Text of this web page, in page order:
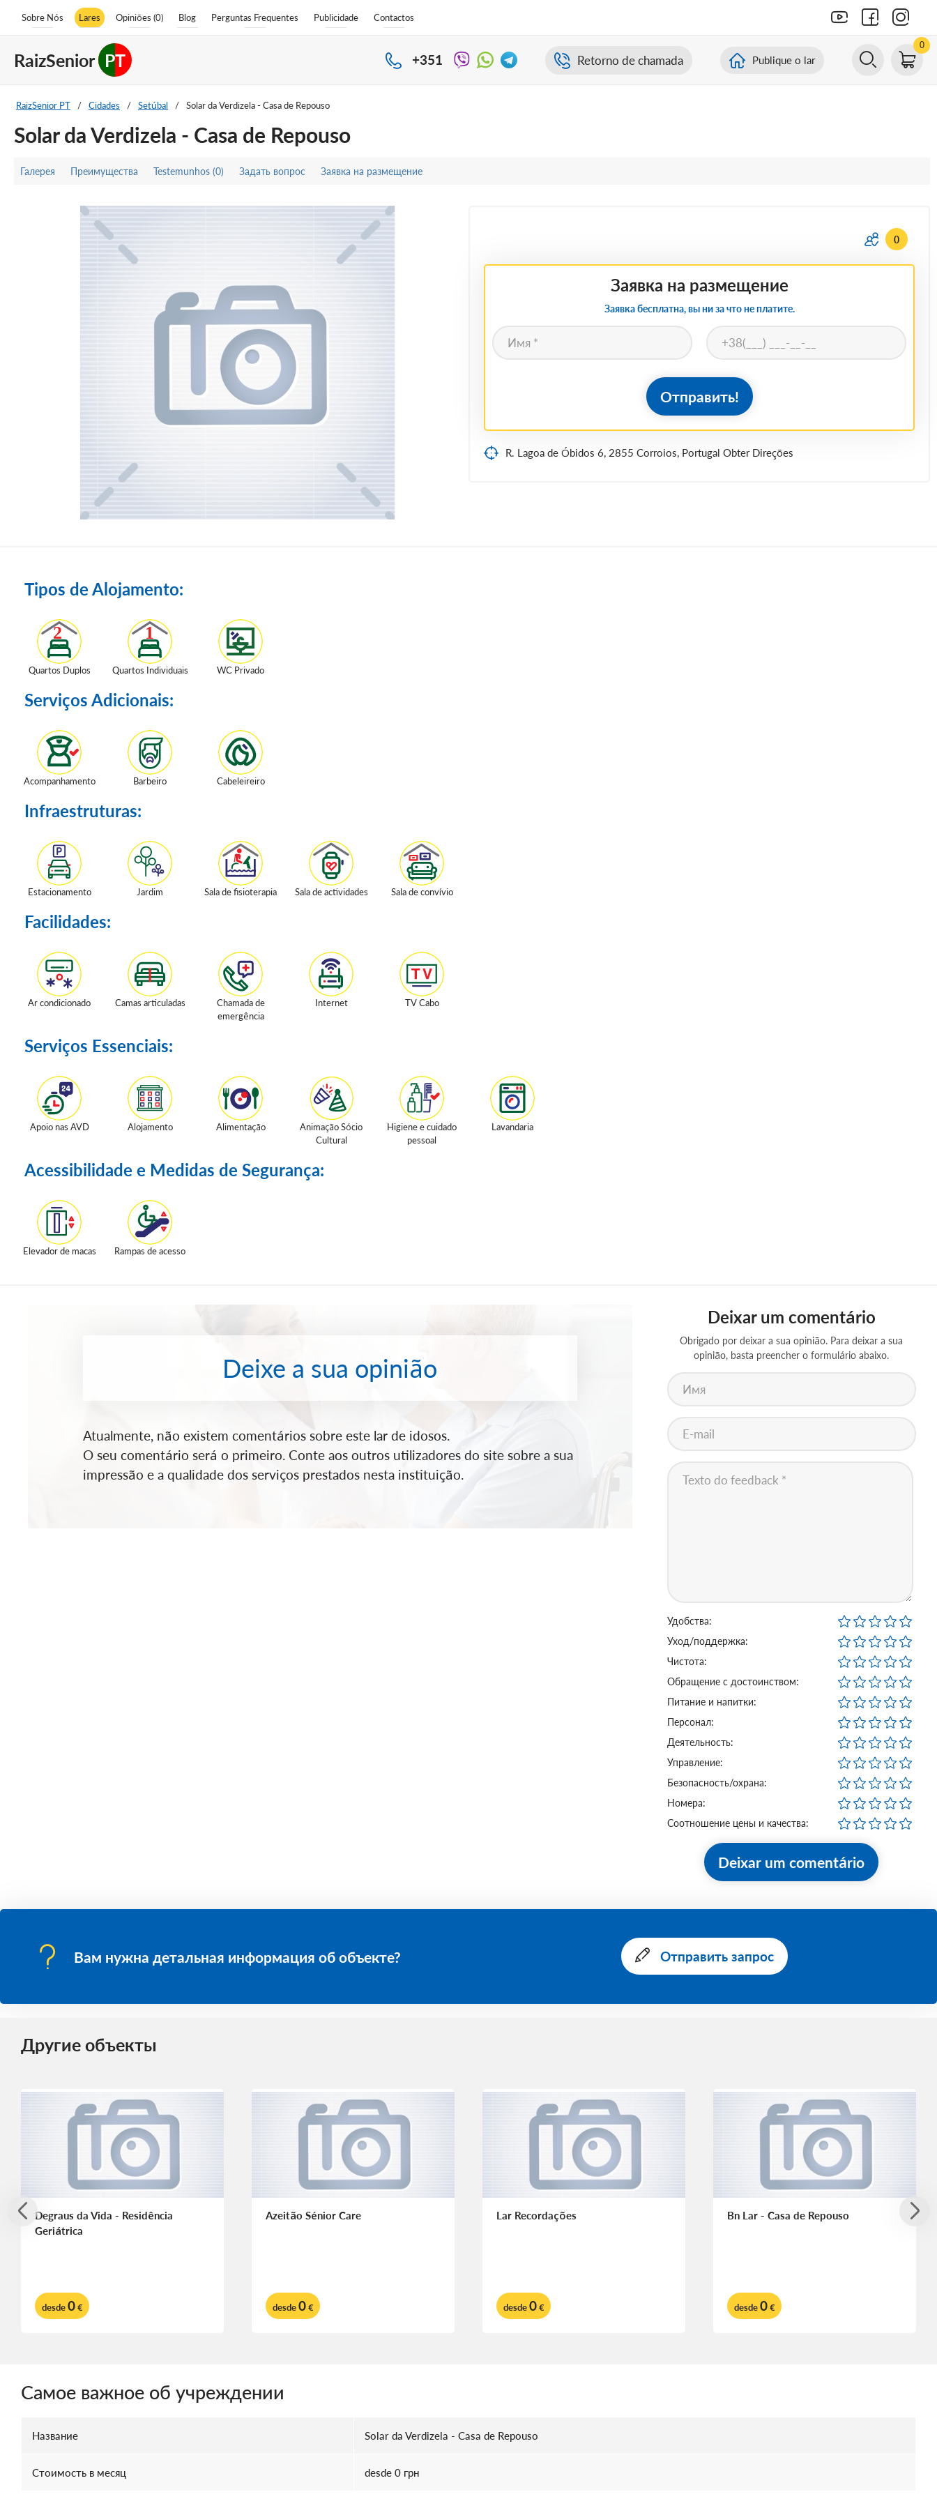
Sobre Nós Lares Opiniões (0) Blog Perguntas Frequentes Publicidade Contactos
RaizSenior PT +351 Retorno de chamada Publique o lar
0
RaizSenior PT / Cidades / Setúbal / Solar da Verdizela - Casa de Repouso
Solar da Verdizela - Casa de Repouso
Галерея Преимущества Testemunhos (0) Задать вопрос Заявка на размещение
0
Заявка на размещение
Заявка бесплатна, вы ни за что не платите.
Отправить!
R. Lagoa de Óbidos 6, 2855 Corroios, Portugal Obter Direções
Tipos de Alojamento:
Quartos Duplos Quartos Individuais WC Privado
Serviços Adicionais:
Acompanhamento Barbeiro Cabeleireiro
Infraestruturas:
Estacionamento Jardim Sala de fisioterapia Sala de actividades Sala de convívio
Facilidades:
Ar condicionado Camas articuladas
Chamada de
emergência
Internet TV Cabo
Serviços Essenciais:
Apoio nas AVD Alojamento Alimentação
Animação Sócio
Cultural
Higiene e cuidado
pessoal
Lavandaria
Acessibilidade e Medidas de Segurança:
Elevador de macas Rampas de acesso
Deixe a sua opinião
Atualmente, não existem comentários sobre este lar de idosos.
O seu comentário será o primeiro. Conte aos outros utilizadores do site sobre a sua
impressão e a qualidade dos serviços prestados nesta instituição.
Deixar um comentário
Obrigado por deixar a sua opinião. Para deixar a sua
opinião, basta preencher o formulário abaixo.
Удобства:
Уход/поддержка:
Чистота:
Обращение с достоинством:
Питание и напитки:
Персонал:
Деятельность:
Управление:
Безопасность/охрана:
Номера:
Соотношение цены и качества:
Deixar um comentário
Вам нужна детальная информация об объекте? Отправить запрос
Другие объекты
Degraus da Vida - Residência
Geriátrica
desde0€
Azeitão Sénior Care
desde0€
Lar Recordações
desde0€
Bn Lar - Casa de Repouso
desde0€
Самое важное об учреждении
Название Solar da Verdizela - Casa de Repouso
Стоимость в месяц desde 0 грн